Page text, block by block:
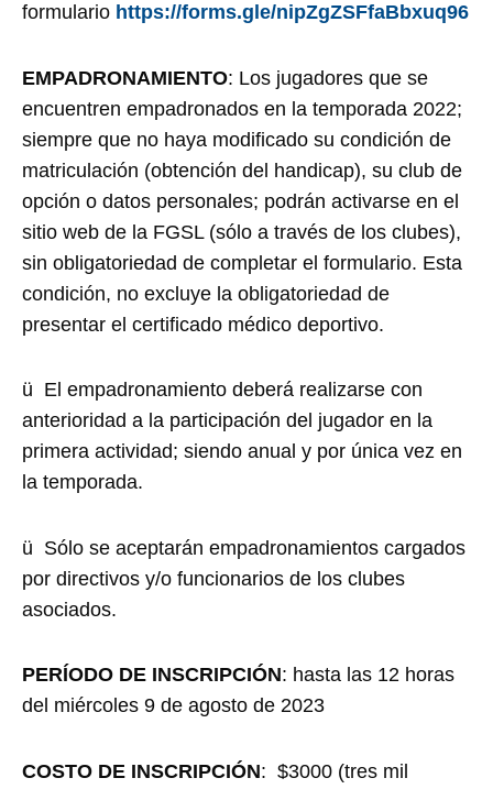
formulario https://forms.gle/nipZgZSFfaBbxuq96
EMPADRONAMIENTO: Los jugadores que se
encuentren empadronados en la temporada 2022;
siempre que no haya modificado su condición de
matriculación (obtención del handicap), su club de
opción o datos personales; podrán activarse en el
sitio web de la FGSL (sólo a través de los clubes),
sin obligatoriedad de completar el formulario. Esta
condición, no excluye la obligatoriedad de
presentar el certificado médico deportivo.
ü El empadronamiento deberá realizarse con
anterioridad a la participación del jugador en la
primera actividad; siendo anual y por única vez en
la temporada.
ü Sólo se aceptarán empadronamientos cargados
por directivos y/o funcionarios de los clubes
asociados.
PERÍODO DE INSCRIPCIÓN: hasta las 12 horas
del miércoles 9 de agosto de 2023
COSTO DE INSCRIPCIÓN: $3000 (tres mil